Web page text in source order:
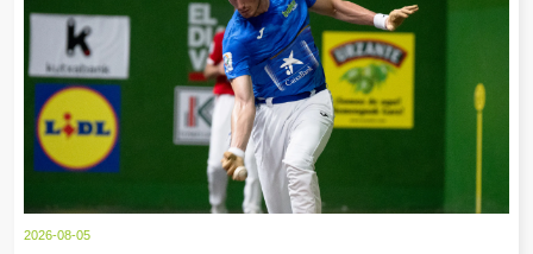
2026-08-05